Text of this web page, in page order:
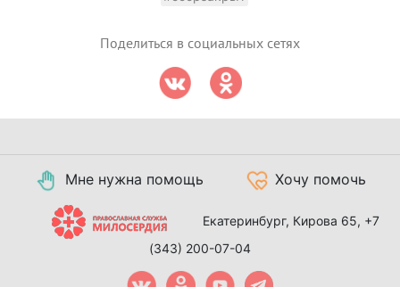
Поделиться в социальных сетях
Мне нужна помощь Хочу помочь
Екатеринбург, Кирова 65, +7
(343) 200-07-04